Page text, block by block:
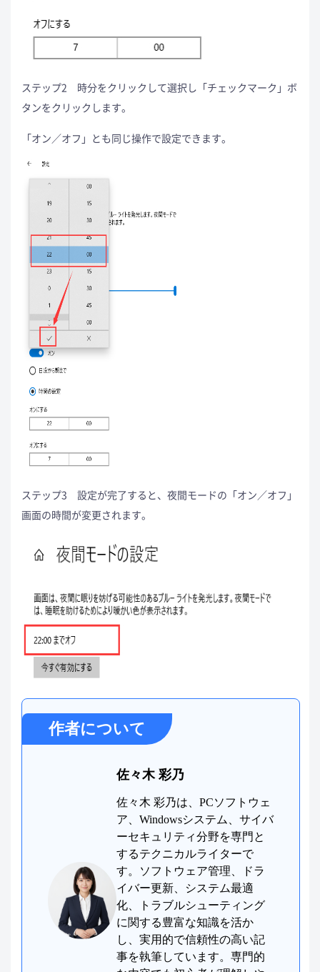
ステップ2 時分をクリックして選択し「チェックマーク」ボ
タンをクリックします。
「オン／オフ」とも同じ操作で設定できます。
ステップ3 設定が完了すると、夜間モードの「オン／オフ」
画面の時間が変更されます。
作者について
佐々木 彩乃
佐々木 彩乃は、PCソフトウェ
ア、Windowsシステム、サイバ
ーセキュリティ分野を専門と
するテクニカルライターで
す。ソフトウェア管理、ドラ
イバー更新、システム最適
化、トラブルシューティング
に関する豊富な知識を活か
し、実用的で信頼性の高い記
事を執筆しています。専門的